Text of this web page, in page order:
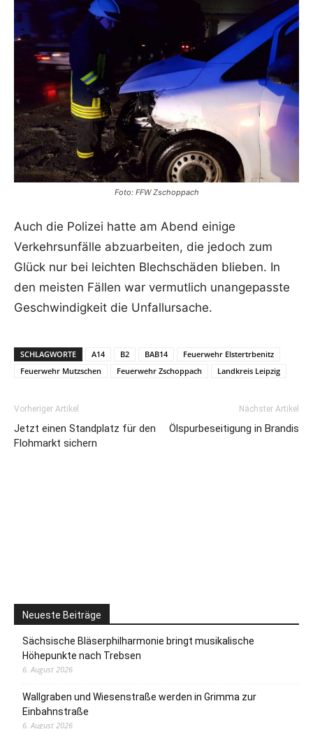
Foto: FFW Zschoppach
Auch die Polizei hatte am Abend einige
Verkehrsunfälle abzuarbeiten, die jedoch zum
Glück nur bei leichten Blechschäden blieben. In
den meisten Fällen war vermutlich unangepasste
Geschwindigkeit die Unfallursache.
SCHLAGWORTE A14 B2 BAB14
Feuerwehr Elstertrbenitz
Feuerwehr Mutzschen
Feuerwehr Zschoppach Landkreis Leipzig
Vorheriger Artikel
Jetzt einen Standplatz für den
Flohmarkt sichern
Nächster Artikel
Ölspurbeseitigung in Brandis
Neueste Beiträge
Sächsische Bläserphilharmonie bringt musikalische
Höhepunkte nach Trebsen
6. August 2026
Wallgraben und Wiesenstraße werden in Grimma zur
Einbahnstraße
6. August 2026